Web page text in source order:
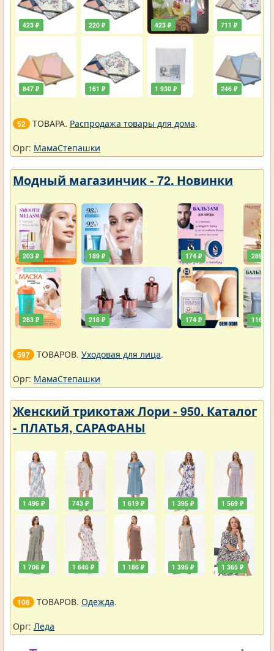
423 ₽
847 ₽
220 ₽
161 ₽
423 ₽
1 930 ₽
711 ₽
246 ₽
52 ТОВАРА. Распродажа товары для дома.
Орг: МамаСтепашки
Модный магазинчик - 72. Новинки
203 ₽
283 ₽
189 ₽
218 ₽
174 ₽
174 ₽
289 ₽
116 ₽
597 ТОВАРОВ. Уходовая для лица.
Орг: МамаСтепашки
Женский трикотаж Лори - 950. Каталог
- ПЛАТЬЯ, САРАФАНЫ
1 496 ₽
1 706 ₽
743 ₽
1 646 ₽
1 619 ₽
1 186 ₽
1 395 ₽
1 395 ₽
1 569 ₽
1 365 ₽
106 ТОВАРОВ. Одежда.
Орг: Леда